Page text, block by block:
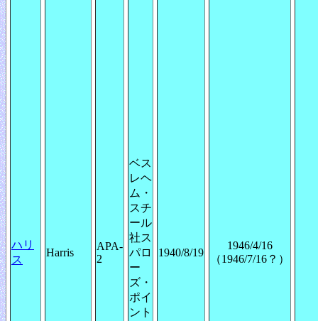
ハリ
ス
Harris
APA-
2
ベス
レヘ
ム・
スチ
ール
社ス
パロ
ー
ズ・
ポイ
ント
1940/8/19
1946/4/16
（1946/7/16？）